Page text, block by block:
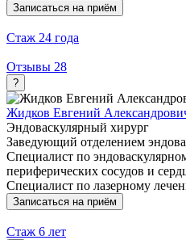
Записаться на приём
Стаж 24 года
Отзывы 28
?
Жидков Евгений
Эндоваскулярный хирург
Заведующий отделением
Специалист по
периферических сосудов и
Специалист по лазерному
Записаться на приём
Стаж 6 лет